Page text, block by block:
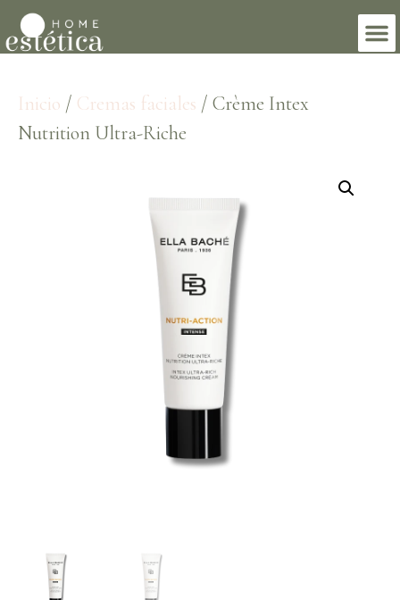
Inicio / Cremas faciales / Crème Intex
Nutrition Ultra-Riche